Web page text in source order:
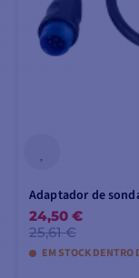
Adaptador de
24,50 €
25,61 €
EM STOCK DENTRO